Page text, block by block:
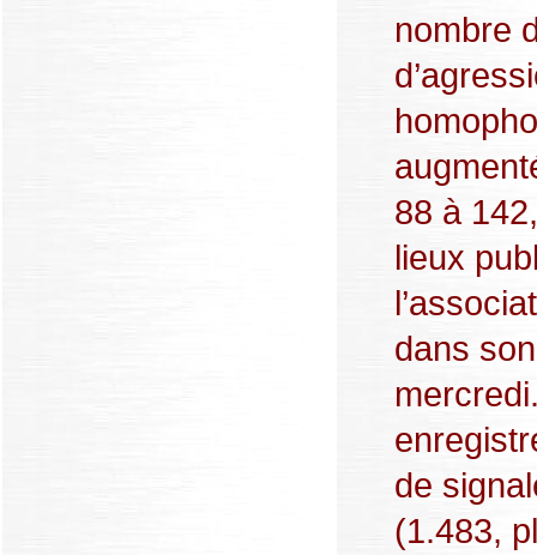
nombre
88 à
lieux
dans
de
(1.483,